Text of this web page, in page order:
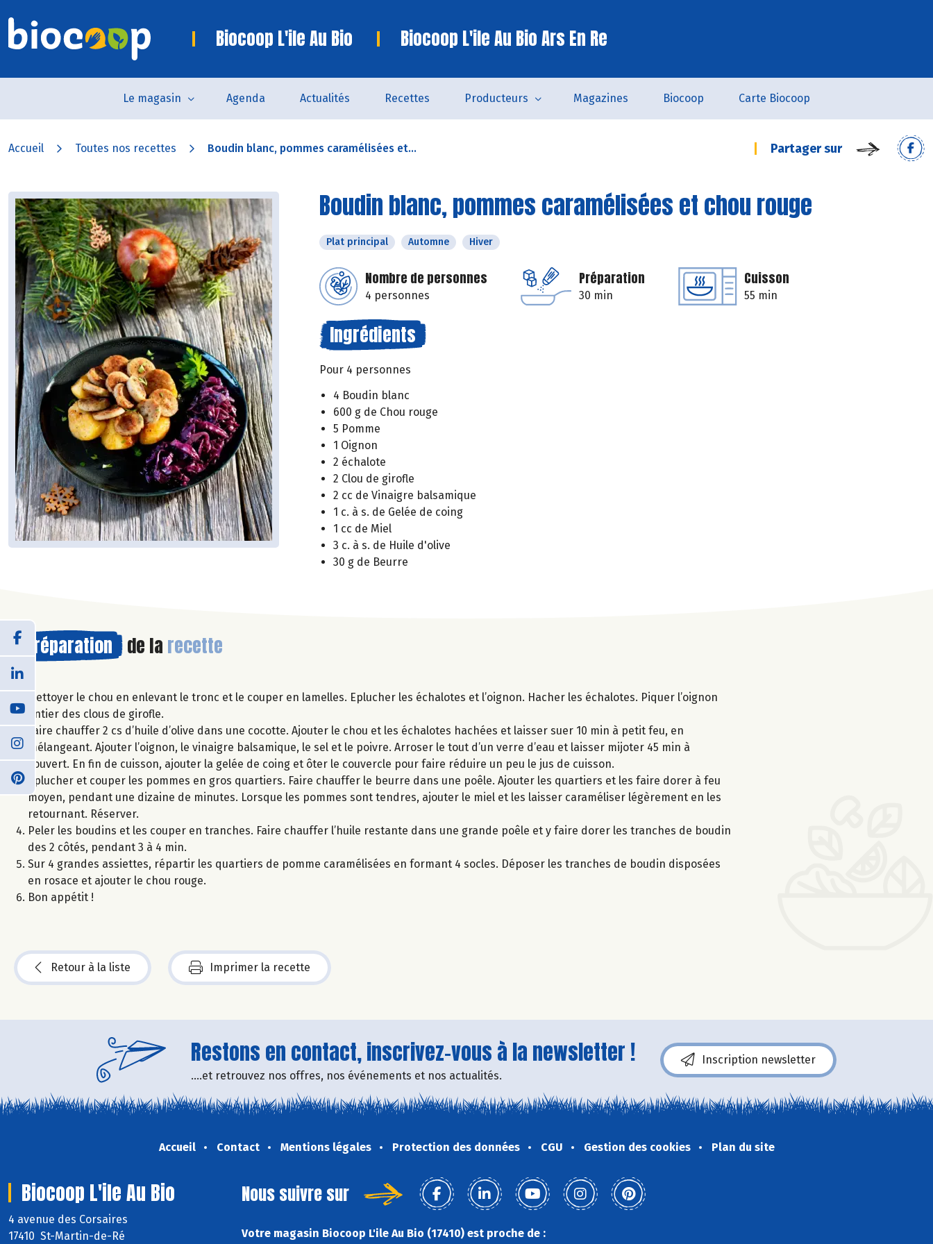
Biocoop L'ile Au Bio Biocoop L'ile Au Bio Ars En Re
Le magasin Agenda Actualités Recettes Producteurs Magazines Biocoop Carte Biocoop
Accueil Toutes nos recettes Boudin blanc, pommes caramélisées et... Partager sur
Boudin blanc, pommes caramélisées et chou rouge
Plat principal Automne Hiver
Nombre de personnes
4 personnes
Préparation
30 min
Cuisson
55 min
Ingrédients
Pour 4 personnes
4 Boudin blanc
600 g de Chou rouge
5 Pomme
1 Oignon
2 échalote
2 Clou de girofle
2 cc de Vinaigre balsamique
1 c. à s. de Gelée de coing
1 cc de Miel
3 c. à s. de Huile d'olive
30 g de Beurre
Préparation de la recette
Nettoyer le chou en enlevant le tronc et le couper en lamelles. Eplucher les échalotes et l’oignon. Hacher les échalotes. Piquer l’oignon
entier des clous de girofle.
Faire chauffer 2 cs d’huile d’olive dans une cocotte. Ajouter le chou et les échalotes hachées et laisser suer 10 min à petit feu, en
mélangeant. Ajouter l’oignon, le vinaigre balsamique, le sel et le poivre. Arroser le tout d’un verre d’eau et laisser mijoter 45 min à
couvert. En fin de cuisson, ajouter la gelée de coing et ôter le couvercle pour faire réduire un peu le jus de cuisson.
Eplucher et couper les pommes en gros quartiers. Faire chauffer le beurre dans une poêle. Ajouter les quartiers et les faire dorer à feu
moyen, pendant une dizaine de minutes. Lorsque les pommes sont tendres, ajouter le miel et les laisser caraméliser légèrement en les
retournant. Réserver.
Peler les boudins et les couper en tranches. Faire chauffer l’huile restante dans une grande poêle et y faire dorer les tranches de boudin
des 2 côtés, pendant 3 à 4 min.
Sur 4 grandes assiettes, répartir les quartiers de pomme caramélisées en formant 4 socles. Déposer les tranches de boudin disposées
en rosace et ajouter le chou rouge.
Bon appétit !
Retour à la liste Imprimer la recette
Restons en contact, inscrivez-vous à la newsletter !
....et retrouvez nos offres, nos événements et nos actualités.
Inscription newsletter
Accueil Contact Mentions légales Protection des données CGU Gestion des cookies Plan du site
Biocoop L'ile Au Bio
4 avenue des Corsaires
17410 St-Martin-de-Ré
Nous suivre sur
Votre magasin Biocoop L'ile Au Bio (17410) est proche de :